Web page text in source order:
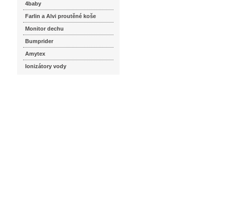
4baby
Farlin a Alvi proutěné koše
Monitor dechu
Bumprider
Amytex
Ionizátory vody